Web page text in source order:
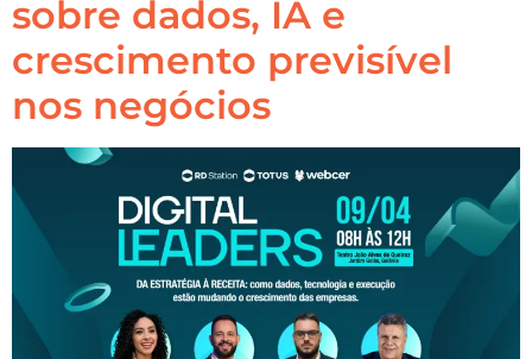
sobre dados, IA e
crescimento previsível
nos negócios